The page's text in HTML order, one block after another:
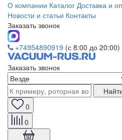
О компании Каталог Доставка и
Новости и статьи Контакты
Заказать звонок
+74954890919 (с 8:00 до 20:00)
Заказать звонок
0
0